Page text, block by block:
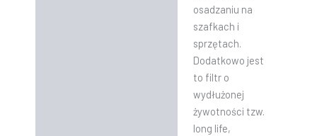
osadzaniu na
szafkach i
sprzętach.
Dodatkowo jest
to filtr o
wydłużonej
żywotności tzw.
long life,